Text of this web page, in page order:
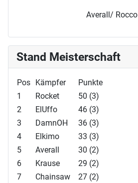
Averall/ Rocco
Stand Meisterschaft
Pos Kämpfer
Punkte
1
Rocket
50 (3)
2
ElUffo
46 (3)
3
DamnOH
36 (3)
4
Elkimo
33 (3)
5
Averall
30 (2)
6
Krause
29 (2)
7
Chainsaw
27 (2)